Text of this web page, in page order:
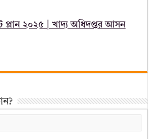
প্লান ২০২৫ | খাদ্য অধিদপ্তর আসন